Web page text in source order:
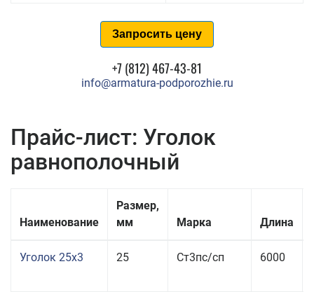
Запросить цену
+7 (812) 467-43-81
info@armatura-podporozhie.ru
Прайс-лист: Уголок
равнополочный
Наименование
Размер,
мм
Марка Длина
Уголок 25x3 25 Ст3пс/сп 6000